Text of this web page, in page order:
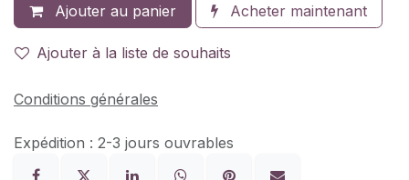
Ajouter au panier Acheter maintenant
Ajouter à la liste de souhaits
Conditions générales
Expédition : 2-3 jours ouvrables